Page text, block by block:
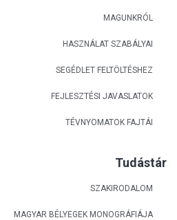
MAGUNKRÓL
HASZNÁLAT SZABÁLYAI
SEGÉDLET FELTÖLTÉSHEZ
FEJLESZTÉSI JAVASLATOK
TÉVNYOMATOK FAJTÁI
Tudástár
SZAKIRODALOM
MAGYAR BÉLYEGEK MONOGRÁFIÁJA